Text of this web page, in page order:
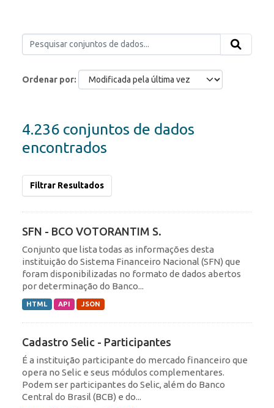
Ordenar por
4.236 conjuntos de dados
encontrados
Filtrar Resultados
SFN - BCO VOTORANTIM S.
Conjunto que lista todas as informações desta
instituição do Sistema Financeiro Nacional (SFN) que
foram disponibilizadas no formato de dados abertos
por determinação do Banco...
HTML API JSON
Cadastro Selic - Participantes
É a instituição participante do mercado financeiro que
opera no Selic e seus módulos complementares.
Podem ser participantes do Selic, além do Banco
Central do Brasil (BCB) e do...